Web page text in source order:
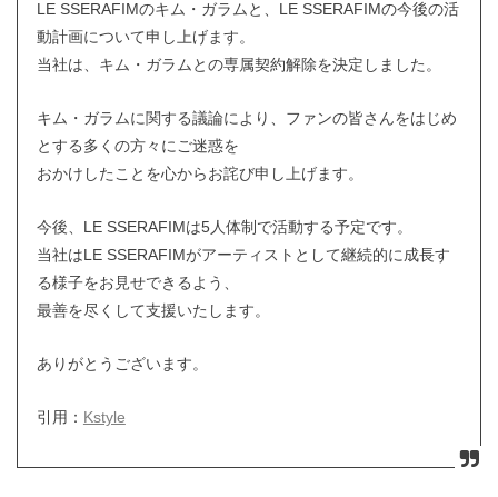
LE SSERAFIMのキム・ガラムと、LE SSERAFIMの今後の活
動計画について申し上げます。
当社は、キム・ガラムとの専属契約解除を決定しました。
キム・ガラムに関する議論により、ファンの皆さんをはじめ
とする多くの方々にご迷惑を
おかけしたことを心からお詫び申し上げます。
今後、LE SSERAFIMは5人体制で活動する予定です。
当社はLE SSERAFIMがアーティストとして継続的に成長す
る様子をお見せできるよう、
最善を尽くして支援いたします。
ありがとうございます。
引用： Kstyle